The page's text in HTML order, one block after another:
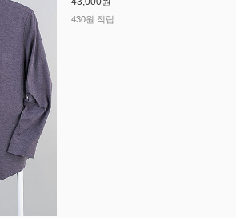
430원 적립